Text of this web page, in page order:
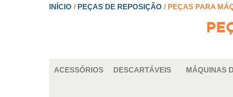
INÍCIO / PEÇAS DE REPOSIÇÃO / PEÇAS PARA
ACESSÓRIOS DESCARTÁVEIS MÁQUINAS